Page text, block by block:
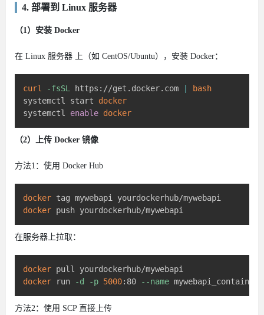
4. 部署到 Linux 服务器
（1）安装 Docker
在 Linux 服务器 上（如 CentOS/Ubuntu），安装 Docker：
curl -fsSL https://get.docker.com
bash
systemctl start docker
systemctl enable docker
（2）上传 Docker 镜像
方法1：使用 Docker Hub
docker
docker
在服务器上拉取：
docker
docker run -d -p 5000:80 --name
方法2：使用 SCP 直接上传